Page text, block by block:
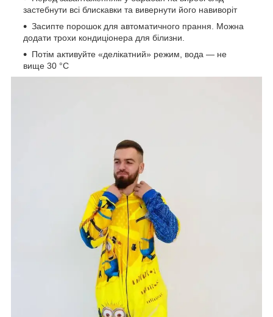
застебнути всі блискавки та вивернути його навиворіт
Засипте порошок для автоматичного прання. Можна
додати трохи кондиціонера для білизни.
Потім активуйте «делікатний» режим, вода — не
вище 30 °С